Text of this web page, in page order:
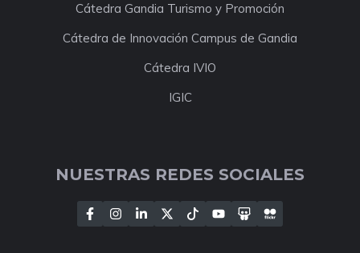
Cátedra Gandia Turismo y Promoción
Cátedra de Innovación Campus de Gandia
Cátedra IVIO
IGIC
NUESTRAS REDES SOCIALES